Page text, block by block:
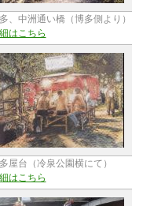
、中洲通い橋（博多側より）
はこちら
屋台（冷泉公園横にて）
はこちら